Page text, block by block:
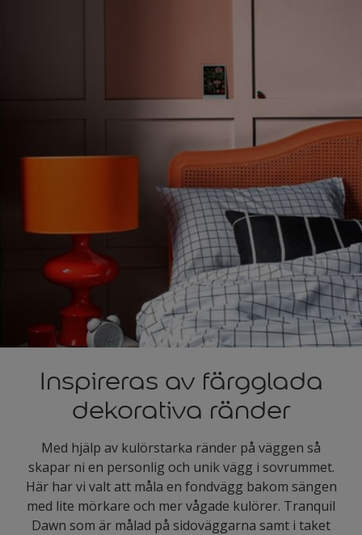
Inspireras av färgglada
dekorativa ränder
Med hjälp av kulörstarka ränder på väggen så
skapar ni en personlig och unik vägg i sovrummet.
Här har vi valt att måla en fondvägg bakom sängen
med lite mörkare och mer vågade kulörer. Tranquil
Dawn som är målad på sidoväggarna samt i taket